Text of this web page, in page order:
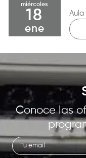
miércoles
18
ene
Conoce las